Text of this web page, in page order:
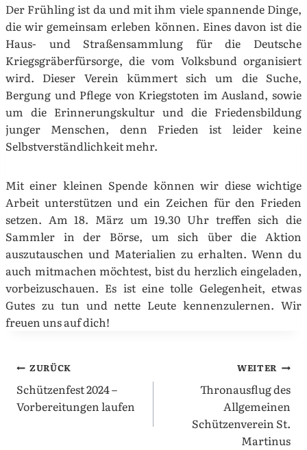
Der Frühling ist da und mit ihm viele spannende Dinge,
die wir gemeinsam erleben können. Eines davon ist die
Haus- und Straßensammlung für die Deutsche
Kriegsgräberfürsorge, die vom Volksbund organisiert
wird. Dieser Verein kümmert sich um die Suche,
Bergung und Pflege von Kriegstoten im Ausland, sowie
um die Erinnerungskultur und die Friedensbildung
junger Menschen, denn Frieden ist leider keine
Selbstverständlichkeit mehr.
Mit einer kleinen Spende können wir diese wichtige
Arbeit unterstützen und ein Zeichen für den Frieden
setzen. Am 18. März um 19.30 Uhr treffen sich die
Sammler in der Börse, um sich über die Aktion
auszutauschen und Materialien zu erhalten. Wenn du
auch mitmachen möchtest, bist du herzlich eingeladen,
vorbeizuschauen. Es ist eine tolle Gelegenheit, etwas
Gutes zu tun und nette Leute kennenzulernen. Wir
freuen uns auf dich!
Beitragsnavigation
ZURÜCK
Schützenfest 2024 –
Vorbereitungen laufen
WEITER
Thronausflug des
Allgemeinen
Schützenverein St.
Martinus